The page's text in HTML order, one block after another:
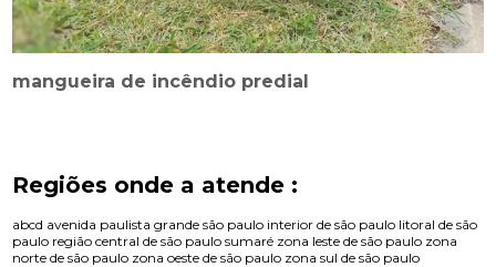
mangueira de incêndio predial
Regiões onde a atende :
abcd avenida paulista grande são paulo interior de são paulo litoral de são
paulo região central de são paulo sumaré zona leste de são paulo zona
norte de são paulo zona oeste de são paulo zona sul de são paulo